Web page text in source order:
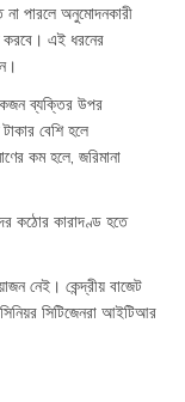
পারলে অনুমোদনকারী
করবে। এই ধরনের
ব্যক্তির উপর
বেশি হলে
কম হলে, জরিমানা
কঠোর কারাদণ্ড হতে
নেই। কেন্দ্রীয় বাজেট
সিটিজেনরা আইটিআর